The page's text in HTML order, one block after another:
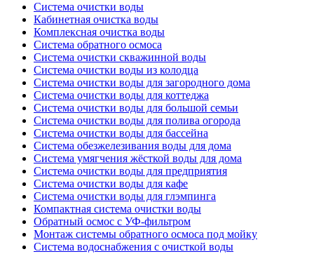
Система очистки воды
Кабинетная очистка воды
Комплексная очистка воды
Система обратного осмоса
Система очистки скважинной воды
Система очистки воды из колодца
Система очистки воды для загородного дома
Система очистки воды для коттеджа
Система очистки воды для большой семьи
Система очистки воды для полива огорода
Система очистки воды для бассейна
Система обезжелезивания воды для дома
Система умягчения жёсткой воды для дома
Система очистки воды для предприятия
Система очистки воды для кафе
Система очистки воды для глэмпинга
Компактная система очистки воды
Обратный осмос c УФ-фильтром
Монтаж системы обратного осмоса под мойку
Система водоснабжения с очисткой воды